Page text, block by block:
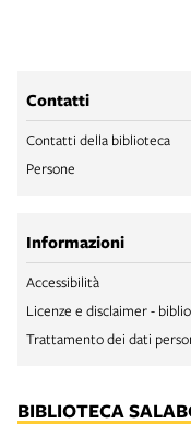
Contatti
Contatti della biblioteca
Persone
Informazioni
Accessibilità
Licenze e disclaimer -
Trattamento dei dati
BIBLIOTECA